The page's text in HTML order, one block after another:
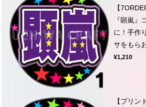
【
『顕嵐』
に！手作
サをもら
¥1,210
【プリン